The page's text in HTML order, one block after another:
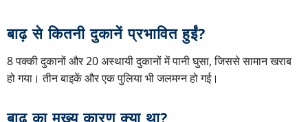
बाढ़ से कितनी दुकानें प्रभावित हुईं?
8 पक्की दुकानों और 20 अस्थायी दुकानों में पानी घुसा, जिससे सामान खराब
हो गया। तीन बाइकें और एक पुलिया भी जलमग्न हो गई।
बाढ़ का मुख्य कारण क्या था?